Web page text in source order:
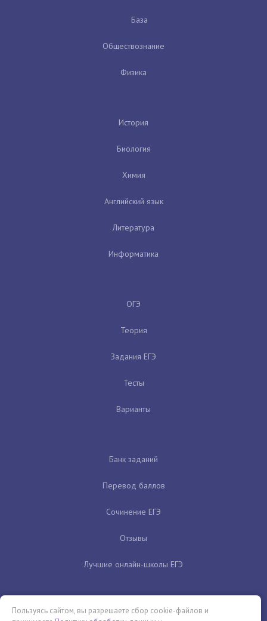
База
Обществознание
Физика
История
Биология
Химия
Английский язык
Литература
Информатика
ОГЭ
Теория
Задания ЕГЭ
Тесты
Варианты
Банк заданий
Перевод баллов
Сочинение ЕГЭ
Отзывы
Лучшие онлайн-школы ЕГЭ
Пользуясь сайтом, вы разрешаете сбор cookie-файлов и